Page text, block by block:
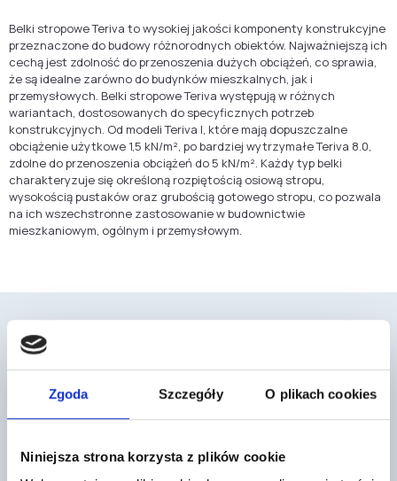
Zgoda Szczegóły O plikach cookies
Niniejsza strona korzysta z plików cookie
Belki stropowe Teriva to wysokiej jakości komponenty konstrukcyjne
przeznaczone do budowy różnorodnych obiektów. Najważniejszą ich
cechą jest zdolność do przenoszenia dużych obciążeń, co sprawia,
że są idealne zarówno do budynków mieszkalnych, jak i
przemysłowych. Belki stropowe Teriva występują w różnych
wariantach, dostosowanych do specyficznych potrzeb
konstrukcyjnych. Od modeli Teriva I, które mają dopuszczalne
obciążenie użytkowe 1,5 kN/m², po bardziej wytrzymałe Teriva 8.0,
zdolne do przenoszenia obciążeń do 5 kN/m². Każdy typ belki
charakteryzuje się określoną rozpiętością osiową stropu,
wysokością pustaków oraz grubością gotowego stropu, co pozwala
na ich wszechstronne zastosowanie w budownictwie
mieszkaniowym, ogólnym i przemysłowym.
Mogą cię również zainteresować